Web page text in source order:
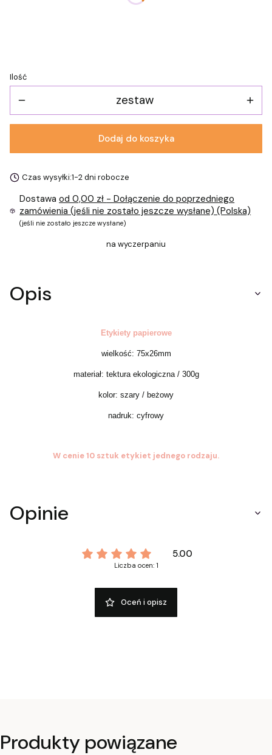
Ilość
zestaw
Dodaj do koszyka
Czas wysyłki:1-2 dni robocze
Dostawaod 0,00 zł - Dołączenie do poprzedniego
zamówienia (jeśli nie zostało jeszcze wysłane) (Polska)
(jeśli nie zostało jeszcze wysłane)
na wyczerpaniu
Opis
Etykiety papierowe
wielkość: 75x26mm
materiał: tektura ekologiczna / 300g
kolor: szary / beżowy
nadruk: cyfrowy
W cenie 10 sztuk etykiet jednego rodzaju.
Opinie
5.00
Liczba ocen: 1
Oceń i opisz
Produkty powiązane